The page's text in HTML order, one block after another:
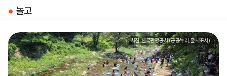
● 놀고
사진: 한국관광공사 (공공누리, 출처표시)